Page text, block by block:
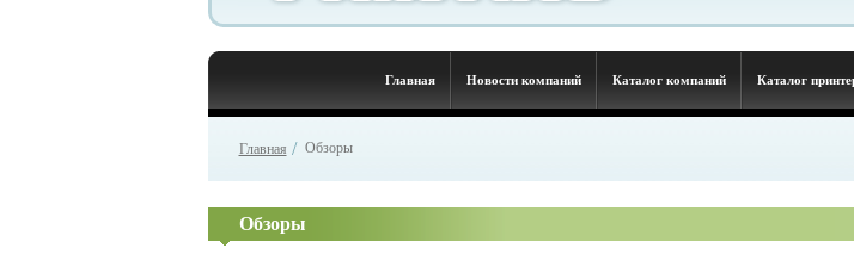
Главная Новости компаний Каталог компаний Каталог
Главная / Обзоры
Обзоры